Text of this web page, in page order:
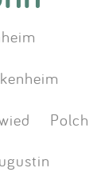
Polch